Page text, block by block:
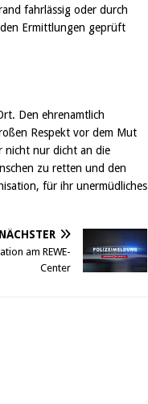
fahrlässig oder durch
Ermittlungen geprüft
Den ehrenamtlich
Respekt vor dem Mut
nicht nur dicht an die
zu retten und den
für ihr unermüdliches
NÄCHSTER
am REWE-
Center